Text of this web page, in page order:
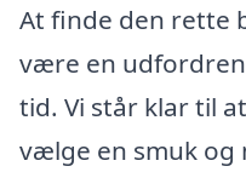
At finde den rette
være en
tid. Vi står klar til
vælge en smuk